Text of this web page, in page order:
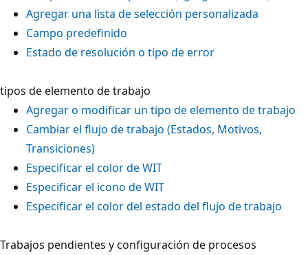
Agregar una lista de selección personalizada
Campo predefinido
Estado de resolución o tipo de error
tipos de elemento de trabajo
Agregar o modificar un tipo de elemento de trabajo
Cambiar el flujo de trabajo (Estados, Motivos,
Transiciones)
Especificar el color de WIT
Especificar el icono de WIT
Especificar el color del estado del flujo de trabajo
Trabajos pendientes y configuración de procesos